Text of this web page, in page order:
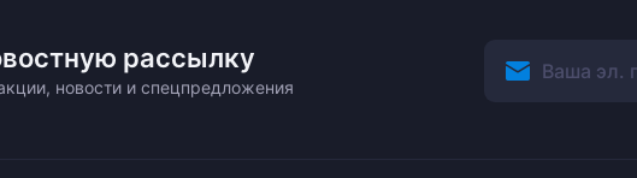
рассылку
новости и спецпредложения